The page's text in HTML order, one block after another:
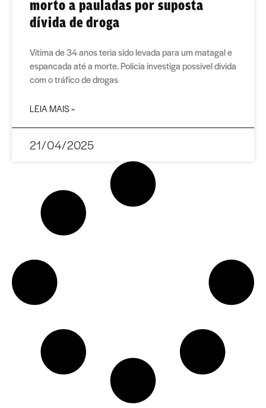
morto a pauladas por suposta
dívida de droga
Vítima de 34 anos teria sido levada para um matagal e
espancada até a morte. Polícia investiga possível dívida
com o tráfico de drogas
LEIA MAIS »
21/04/2025